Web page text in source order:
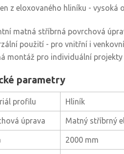
z eloxovaného hliníku -
matná stříbrná povrchová
použití - pro vnitřní i
montáž pro individuální
parametry
profilu Hliník
úprava Matný stříbrný
2000 mm